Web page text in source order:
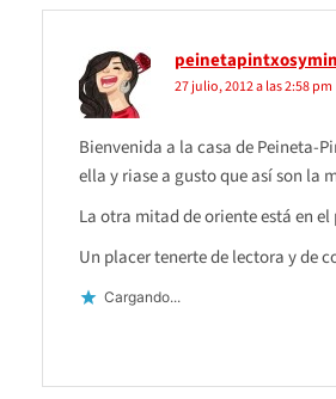
27 julio, 2012 a las 2:58 pm
Bienvenida a la casa de Peineta-
ella y riase a gusto que así son la
La otra mitad de oriente está en
Un placer tenerte de lectora y de
Cargando...